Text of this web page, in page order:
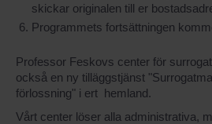
skickar originalen till er
Programmets fortsättningen
Professor Feskovs center för
också en ny tilläggstjänst
förlossning" i ert hemland.
Vårt center löser alla administrativa,